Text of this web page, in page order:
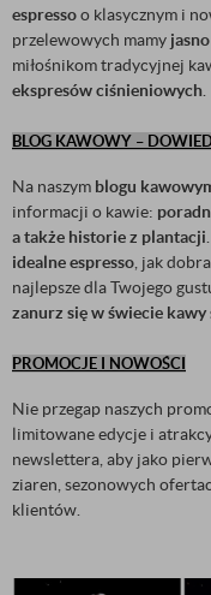
espressoo klasycznym i
przelewowych mamy
miłośnikom tradycyjnej
ekspresów ciśnieniowych
BLOG KAWOWY –
Na naszym blogu
informacji o kawie:
a także historie z plantacji
idealne espresso , jak
najlepsze dla Twojego
zanurz się w świecie kawy
PROMOCJE I NOWOŚCI
Nie przegap naszych
limitowane edycje i
newslettera, aby jako
ziaren, sezonowych
klientów.